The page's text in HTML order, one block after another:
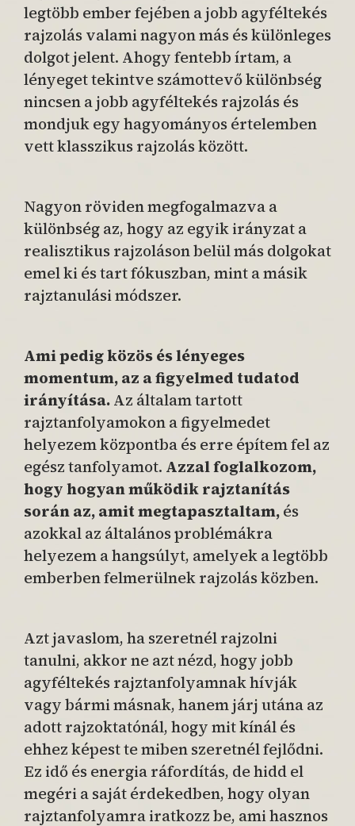
legtöbb ember fejében a jobb agyféltekés
rajzolás valami nagyon más és különleges
dolgot jelent. Ahogy fentebb írtam, a
lényeget tekintve számottevő különbség
nincsen a jobb agyféltekés rajzolás és
mondjuk egy hagyományos értelemben
vett klasszikus rajzolás között.
Nagyon röviden megfogalmazva a
különbség az, hogy az egyik irányzat a
realisztikus rajzoláson belül más dolgokat
emel ki és tart fókuszban, mint a másik
rajztanulási módszer.
Ami pedig közös és lényeges
momentum, az a figyelmed tudatod
irányítása.Az általam tartott
rajztanfolyamokon a figyelmedet
helyezem központba és erre építem fel az
egész tanfolyamot. Azzal foglalkozom,
hogy hogyan működik rajztanítás
során az, amit megtapasztaltam,és
azokkal az általános problémákra
helyezem a hangsúlyt, amelyek a legtöbb
emberben felmerülnek rajzolás közben.
Azt javaslom, ha szeretnél rajzolni
tanulni, akkor ne azt nézd, hogy jobb
agyféltekés rajztanfolyamnak hívják
vagy bármi másnak, hanem járj utána az
adott rajzoktatónál, hogy mit kínál és
ehhez képest te miben szeretnél fejlődni.
Ez idő és energia ráfordítás, de hidd el
megéri a saját érdekedben, hogy olyan
rajztanfolyamra iratkozz be, ami hasznos